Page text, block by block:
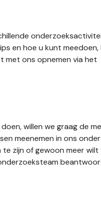
en hoe u kunt
met ons opnemen via het
willen we graag de
meenemen in ons
zijn of gewoon meer wilt